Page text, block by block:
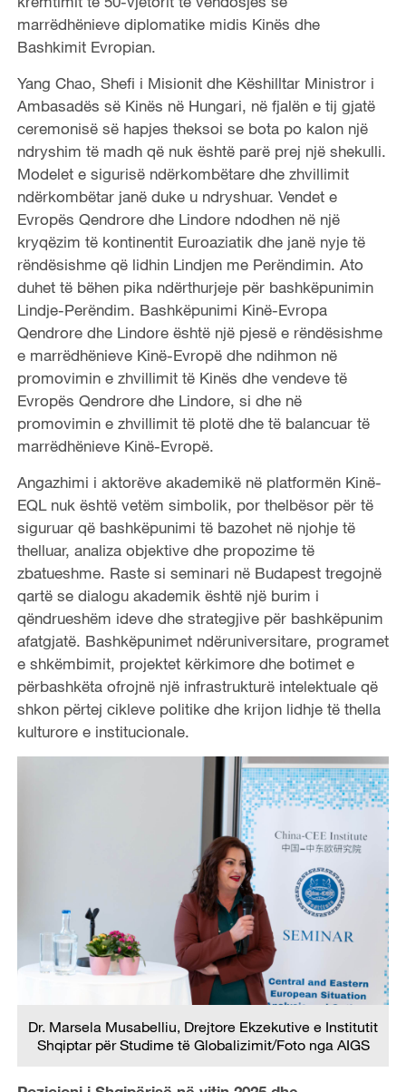
marrëdhënieve diplomatike midis Kinës dhe
Bashkimit Evropian.
Yang Chao, Shefi i Misionit dhe Këshilltar Ministror i
Ambasadës së Kinës në Hungari, në fjalën e tij gjatë
ceremonisë së hapjes theksoi se bota po kalon një
ndryshim të madh që nuk është parë prej një shekulli.
Modelet e sigurisë ndërkombëtare dhe zhvillimit
ndërkombëtar janë duke u ndryshuar. Vendet e
Evropës Qendrore dhe Lindore ndodhen në një
kryqëzim të kontinentit Euroaziatik dhe janë nyje të
rëndësishme që lidhin Lindjen me Perëndimin. Ato
duhet të bëhen pika ndërthurjeje për bashkëpunimin
Lindje-Perëndim. Bashkëpunimi Kinë-Evropa
Qendrore dhe Lindore është një pjesë e rëndësishme
e marrëdhënieve Kinë-Evropë dhe ndihmon në
promovimin e zhvillimit të Kinës dhe vendeve të
Evropës Qendrore dhe Lindore, si dhe në
promovimin e zhvillimit të plotë dhe të balancuar të
marrëdhënieve Kinë-Evropë.
Angazhimi i aktorëve akademikë në platformën Kinë-
EQL nuk është vetëm simbolik, por thelbësor për të
siguruar që bashkëpunimi të bazohet në njohje të
thelluar, analiza objektive dhe propozime të
zbatueshme. Raste si seminari në Budapest tregojnë
qartë se dialogu akademik është një burim i
qëndrueshëm ideve dhe strategjive për bashkëpunim
afatgjatë. Bashkëpunimet ndëruniversitare, programet
e shkëmbimit, projektet kërkimore dhe botimet e
përbashkëta ofrojnë një infrastrukturë intelektuale që
shkon përtej cikleve politike dhe krijon lidhje të thella
kulturore e institucionale.
Dr. Marsela Musabelliu, Drejtore Ekzekutive e Institutit
Shqiptar për Studime të Globalizimit/Foto nga AIGS